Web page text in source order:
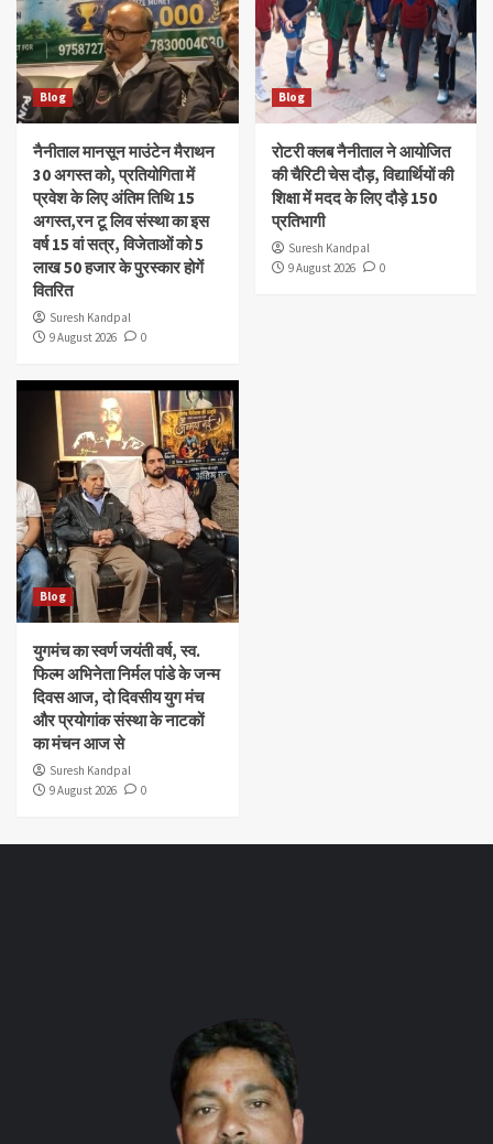
Blog
नैनीताल मानसून माउंटेन मैराथन
30 अगस्त को, प्रतियोगिता में
प्रवेश के लिए अंतिम तिथि 15
अगस्त,रन टू लिव संस्था का इस
वर्ष 15 वां सत्र, विजेताओं को 5
लाख 50 हजार के पुरस्कार होगें
वितरित
Suresh Kandpal
9 August 2026
0
Blog
रोटरी क्लब नैनीताल ने आयोजित
की चैरिटी चेस दौड़, विद्यार्थियों की
शिक्षा में मदद के लिए दौड़े 150
प्रतिभागी
Suresh Kandpal
9 August 2026
0
Blog
युगमंच का स्वर्ण जयंती वर्ष, स्व.
फिल्म अभिनेता निर्मल पांडे के जन्म
दिवस आज, दो दिवसीय युग मंच
और प्रयोगांक संस्था के नाटकों
का मंचन आज से
Suresh Kandpal
9 August 2026
0